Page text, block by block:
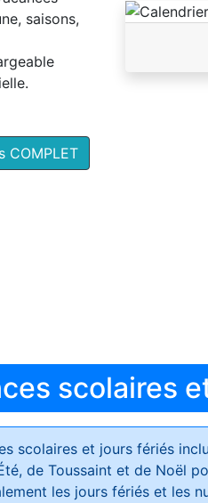
saisons,
COMPLET
scolaires
scolaires et jours fériés
de Toussaint et de Noël
les jours fériés et les